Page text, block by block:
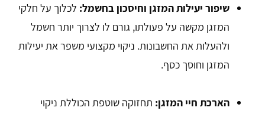
שיפור יעילות המזגן וחיסכון בחשמל: לכלוך על חלקי
המזגן מקשה על פעולתו, גורם לו לצרוך יותר חשמל
ולהעלות את החשבונות. ניקוי מקצועי משפר את יעילות
המזגן וחוסך כסף.
הארכת חיי המזגן: תחזוקה שוטפת הכוללת ניקוי